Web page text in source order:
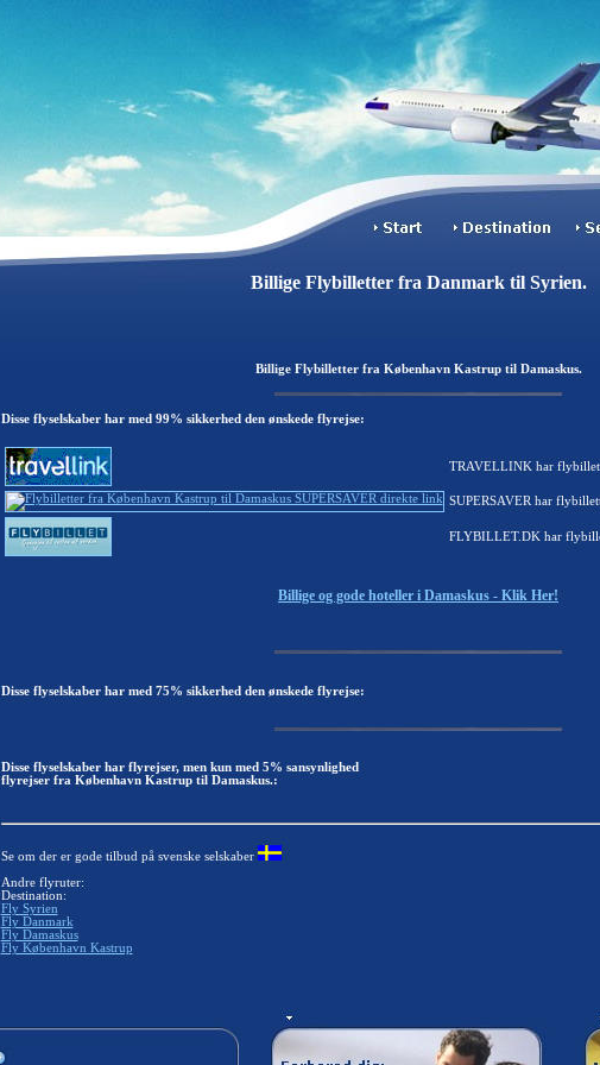
Billige Flybilletter fra Danmark til Syrien.
Billige Flybilletter fra København Kastrup til Damaskus.
Disse flyselskaber har med 99% sikkerhed den ønskede flyrejse:
TRAVELLINK har
SUPERSAVER har
FLYBILLET.DK har
Billige og gode hoteller i Damaskus - Klik Her!
Disse flyselskaber har med 75% sikkerhed den ønskede flyrejse:
Disse flyselskaber har flyrejser, men kun med 5% sansynlighed
flyrejser fra København Kastrup til Damaskus.:
Se om der er gode tilbud på svenske selskaber
Andre flyruter:
Destination:
Fly Syrien
Fly Danmark
Fly Damaskus
Fly København Kastrup